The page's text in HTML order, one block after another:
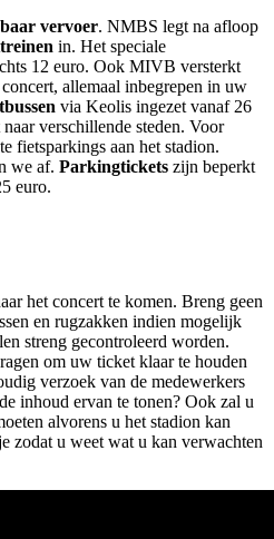
vervoer. NMBS legt na afloop
in. Het speciale
12 euro. Ook MIVB versterkt
allemaal inbegrepen in uw
via Keolis ingezet vanaf 26
verschillende steden. Voor
fietsparkings aan het stadion.
we af. Parkingtickets zijn beperkt
euro.
het concert te komen. Breng geen
en rugzakken indien mogelijk
streng gecontroleerd worden.
om uw ticket klaar te houden
verzoek van de medewerkers
inhoud ervan te tonen? Ook zal u
alvorens u het stadion kan
zodat u weet wat u kan verwachten